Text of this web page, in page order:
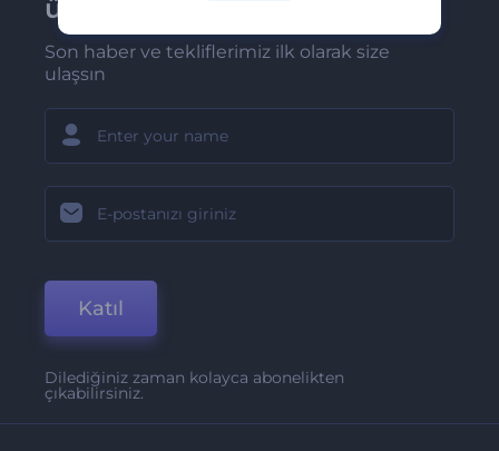
üye olun
Son haber ve tekliflerimiz ilk olarak size
ulaşsın
Katıl
Dilediğiniz zaman kolayca abonelikten
çıkabilirsiniz.